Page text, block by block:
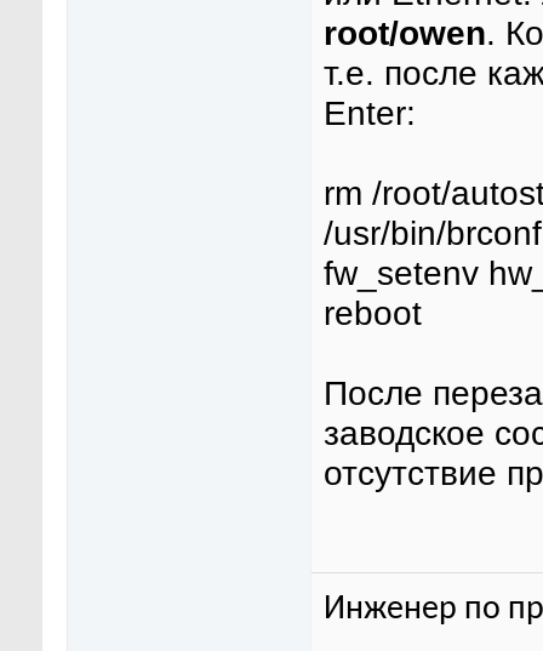
root/owen.
т.е. после
Enter:
rm /root/
/usr/bin/
fw_setenv
reboot
После
заводское
отсутствие
Инженер по